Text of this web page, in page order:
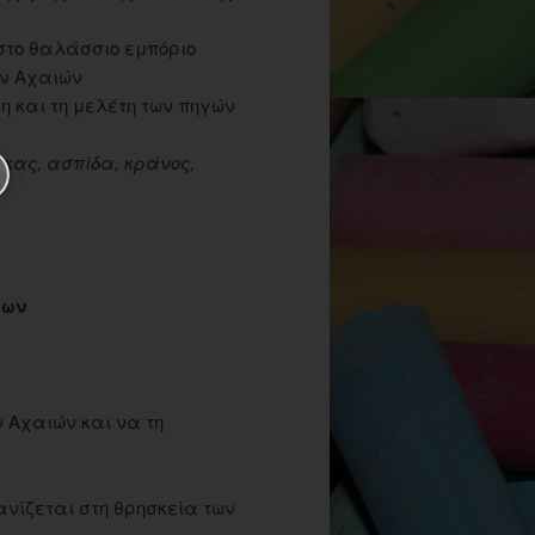
θαλάσσιο εμπόριο
Αχαιών
και τη μελέτη των πηγών
ασπίδα, κράνος,
Αχαιών και να τη
στη θρησκεία των